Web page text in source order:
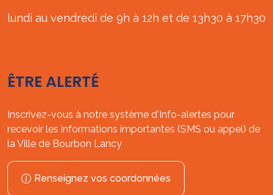
lundi au vendredi de 9h à 12h et de 13h30 à 17h30
ÊTRE ALERTÉ
Inscrivez-vous à notre système d'Info-alertes pour
recevoir les informations importantes (SMS ou appel) de
la Ville de Bourbon Lancy
Renseignez vos coordonnées